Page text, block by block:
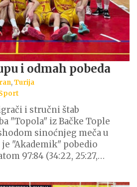
i odmah pobeda
,Turija
i stručni štab
"Topola" iz Bačke Tople
sinoćnjeg meča u
"Akademik" pobedio
97:84 (34:22, 25:27,…